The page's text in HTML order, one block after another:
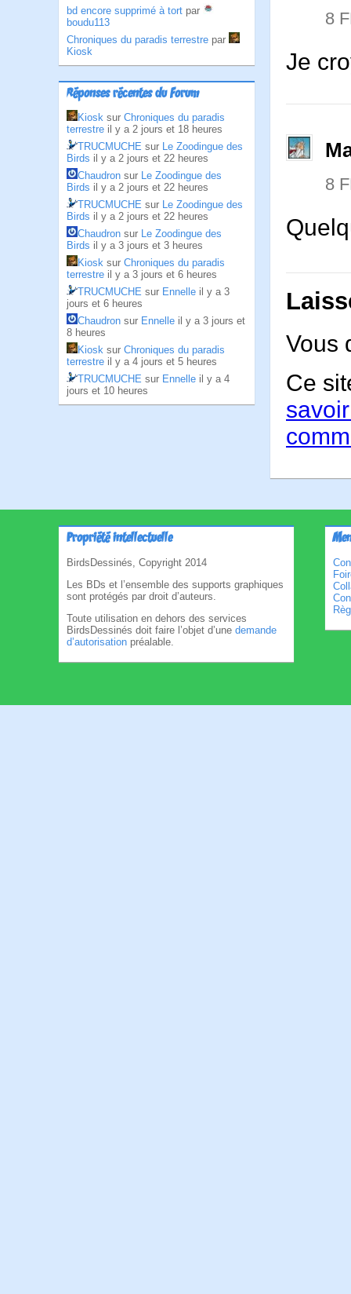
bd encore supprimé à tort par
boudu113
Chroniques du paradis terrestre par
Kiosk
Réponses récentes du Forum
Kiosk sur Chroniques du paradis
terrestre il y a 2 jours et 18 heures
TRUCMUCHE sur Le Zoodingue des
Birds il y a 2 jours et 22 heures
Chaudron sur Le Zoodingue des
Birds il y a 2 jours et 22 heures
TRUCMUCHE sur Le Zoodingue des
Birds il y a 2 jours et 22 heures
Chaudron sur Le Zoodingue des
Birds il y a 3 jours et 3 heures
Kiosk sur Chroniques du paradis
terrestre il y a 3 jours et 6 heures
TRUCMUCHE sur Ennelle il y a 3
jours et 6 heures
Chaudron sur Ennelle il y a 3 jours et
8 heures
Kiosk sur Chroniques du paradis
terrestre il y a 4 jours et 5 heures
TRUCMUCHE sur Ennelle il y a 4
jours et 10 heures
8
Je
8
Vous
Ce
Propriété intellectuelle
BirdsDessinés, Copyright 2014
Les BDs et l’ensemble des supports graphiques
sont protégés par droit d’auteurs.
Toute utilisation en dehors des services
BirdsDessinés doit faire l’objet d’une demande
d’autorisation préalable.